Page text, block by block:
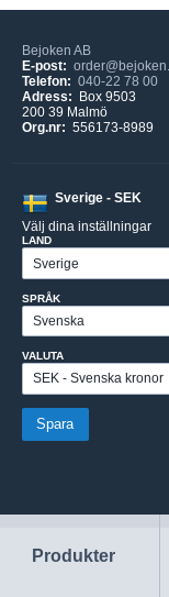
Produkter
Bejoken AB
E-post:
Telefon: 040-22 78 00
Adress:
Box 9503
200 39 Malmö
Org.nr: 556173-8989
Sverige - SEK
Välj dina inställningar
LAND
SPRÅK
VALUTA